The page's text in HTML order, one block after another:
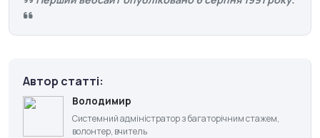
Автор статті:
Володимир
Системний адміністратор з багаторічним стажем,
волонтер, вчитель